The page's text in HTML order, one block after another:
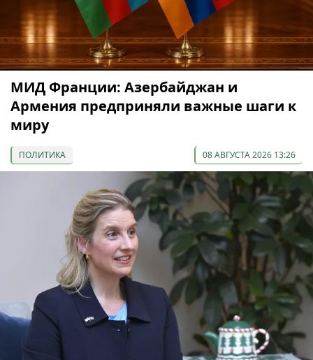
МИД Франции: Азербайджан и
Армения предприняли важные шаги к
миру
ПОЛИТИКА 08 АВГУСТА 2026 13:26